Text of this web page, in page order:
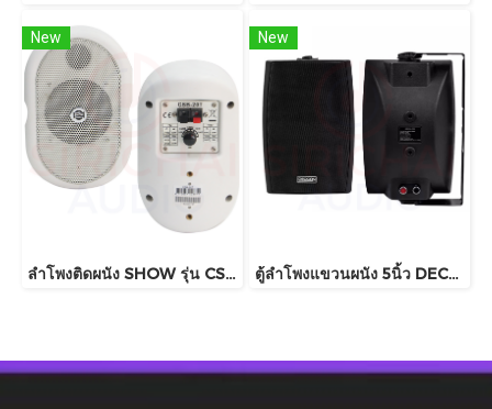
New
ลำโพงติดผนัง SHOW รุ่น CSB-20T , CSB-20
New
ตู้ลำโพงแขวนผนัง 5นิ้ว DECCON รุ่น SERN5B